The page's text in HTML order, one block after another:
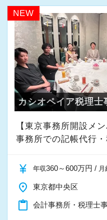
か。
ご応募をお待ちしてお
NEW
カシオペイア税理士
【東京事務所開設メ
事務所での記帳代行
currency_yen 年収360～600万円 / 月
place 東京都中央区
content_paste 会計事務所・税理士